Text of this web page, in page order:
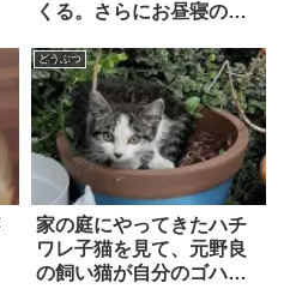
くる。さらにお昼寝のと
どうぶつ
家の庭にやってきたハチ
ワレ子猫を見て、元野良
の飼い猫が自分のゴハン